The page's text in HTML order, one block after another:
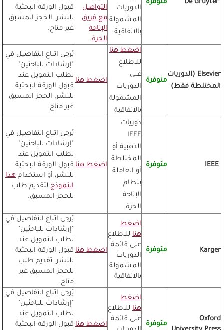
De Gruyter متوفرة
الدوريات
المشمولة
بالاتفاقية
التواصل
مع فريق
الإتاحة
الحرة.
قبول الورقة البحثية
للنشر. الحجز المسبق
غير متاح.
Elsevier (الدوريات
المختلطة فقط)
متوفرة
اضغط هنا
للاطلاع
على
الدوريات
المشمولة
بالاتفاقية
اضغط هنا
يُرجى اتباع التفاصيل في
"إرشادات للباحثين"
لطلب التمويل عند
قبول الورقة البحثية
للنشر. الحجز المسبق
غير متاح.
IEEE متوفرة
دوريات
IEEE
الذهبية أو
المخنلطة
أو العاملة
بنطام
الإتاحة
الحرة
اضغط هنا
يُرجى اتباع التفاصيل في
"إرشادات للباحثين"
لطلب التمويل عند
قبول الورقة البحثية
للنشر، أو استخدام هذا
النموذج لتقديم طلب
للحجز المسبق.
Karger متوفرة
اضغط
هنا للاطلاع
على قائمة
الدوريات
المشمولة
بالاتفاقية
اضغط هنا
يُرجى اتباع التفاصيل في
"إرشادات للباحثين"
لطلب التمويل عند
قبول الورقة البحثية
للنشر. تقديم طلب
للحجز المسبق غير
متاح.
Oxford
متوفرة
اضغط
هنا للاطلاع
على قائمة
اضغط هنا
يُرجى اتباع التفاصيل في
"إرشادات للباحثين"
لطلب التمويل عند
قبول الورقة البحثية